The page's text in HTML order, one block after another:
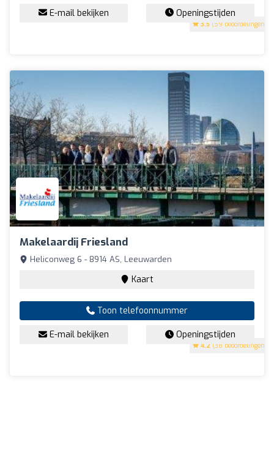
3.5 (59 beoordelingen)
E-mail bekijken Openingstijden
Makelaardij Friesland
4.2 (38 beoordelingen)
Heliconweg 6 - 8914 AS, Leeuwarden
Kaart
Toon telefoonnummer
E-mail bekijken Openingstijden